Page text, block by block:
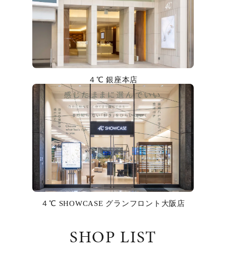
ファッションテイスト
着用シーン
４℃ 銀座本店
４℃ SHOWCASE グランフロント大阪店
SHOP LIST